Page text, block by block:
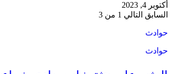
أكتوبر 4, 2023
السابق التالي 1 من 3
حوادث
حوادث